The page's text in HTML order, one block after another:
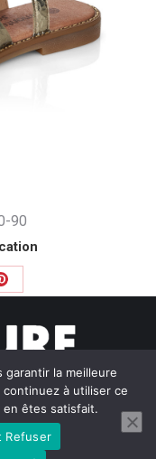
90
Partager
Pinterest
— truly
la meilleure
à utiliser ce
êtes satisfait.
Refuser